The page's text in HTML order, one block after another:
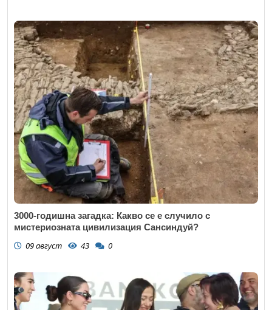
3000-годишна загадка: Какво се е случило с
мистериозната цивилизация Сансиндуй?
09 август 43 0